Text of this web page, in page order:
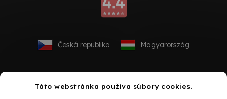
Táto webstránka používa súbory cookies.
Česká republika Magyarország